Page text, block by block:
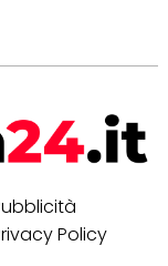
Policy